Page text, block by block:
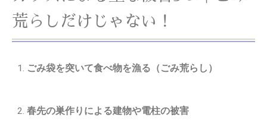
荒らしだけじゃない！
ごみ袋を突いて食べ物を漁る（ごみ荒らし）
春先の巣作りによる建物や電柱の被害